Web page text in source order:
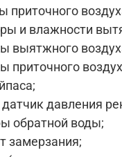
приточного
и влажности
выятжного
приточного
давления
обратной воды;
замерзания;